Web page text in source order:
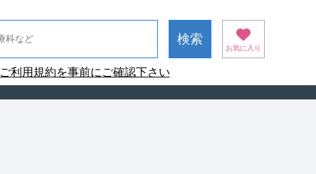
お気に入り
ご利用規約を事前にご確認下さい